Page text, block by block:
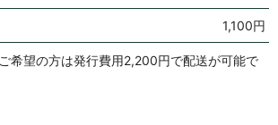
1,100円
希望の方は発行費用2,200円で配送が可能で